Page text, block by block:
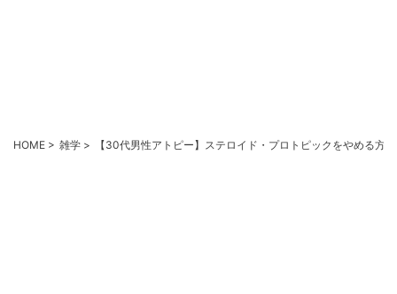
HOME > 雑学 > 【30代男性アトピー】ステロイド・プロトピックをやめる方